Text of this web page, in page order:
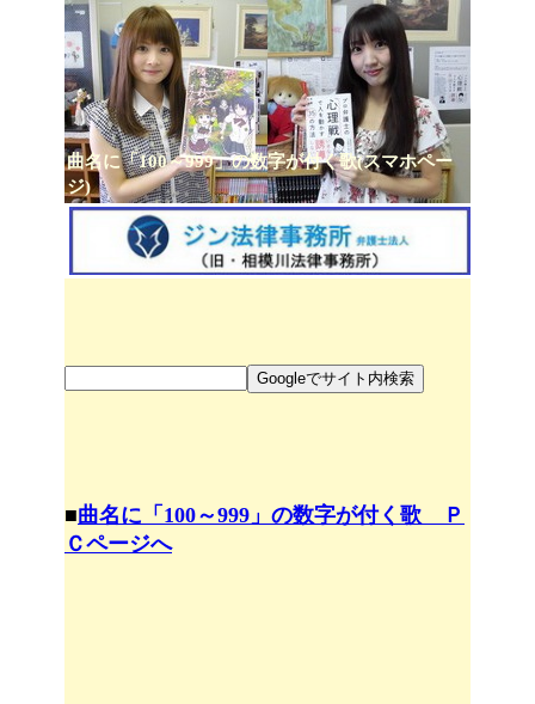
曲名に「100～999」の数字が付く歌(スマホペー
ジ)
■曲名に「100～999」の数字が付く歌 Ｐ
Ｃページへ